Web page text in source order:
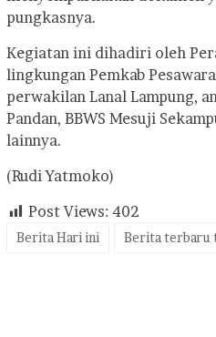
pungkasnya.
Kegiatan ini dihadiri oleh
lingkungan Pemkab
perwakilan Lanal Lampung,
Pandan, BBWS Mesuji
lainnya.
(Rudi Yatmoko)
Post Views: 402
Berita Hari ini Berita terbaru